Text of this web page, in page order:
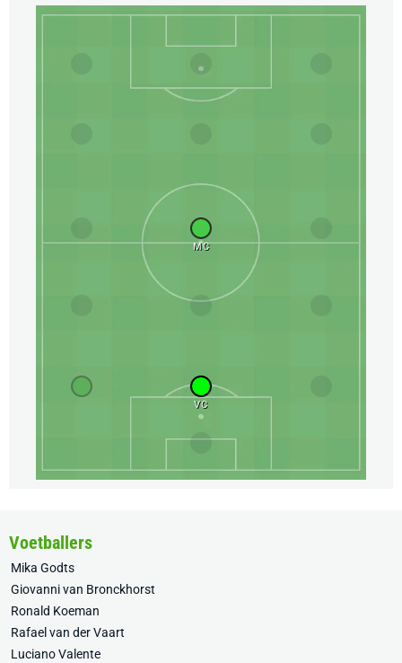
MC
VC
Voetballers
Mika Godts
Giovanni van Bronckhorst
Ronald Koeman
Rafael van der Vaart
Luciano Valente